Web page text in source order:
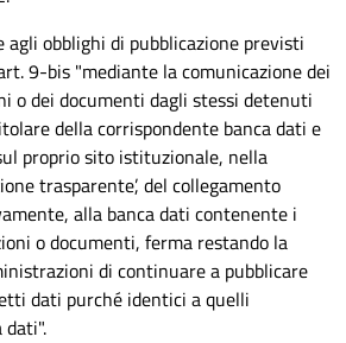
agli obblighi di pubblicazione previsti
9-bis "mediante la comunicazione dei
o dei documenti dagli stessi detenuti
della corrispondente banca dati e
proprio sito istituzionale, nella
trasparente’, del collegamento
alla banca dati contenente i
o documenti, ferma restando la
di continuare a pubblicare
dati purché identici a quelli
dati".